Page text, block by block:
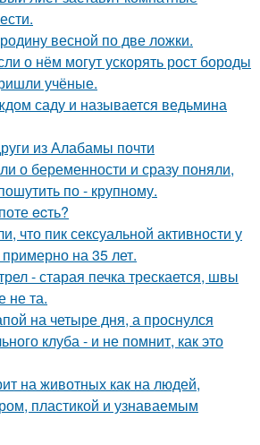
весной по две ложки.
о нём могут ускорять рост бороды
учёные.
саду и называется ведьмина
из Алабамы почти
о беременности и сразу поняли,
по - крупному.
ecть?
что пик сексуальной активности у
на 35 лет.
- старая печка трескается, швы
не та.
на четыре дня, а проснулся
клуба - и не помнит, как это
на животных как на людей,
пластикой и узнаваемым